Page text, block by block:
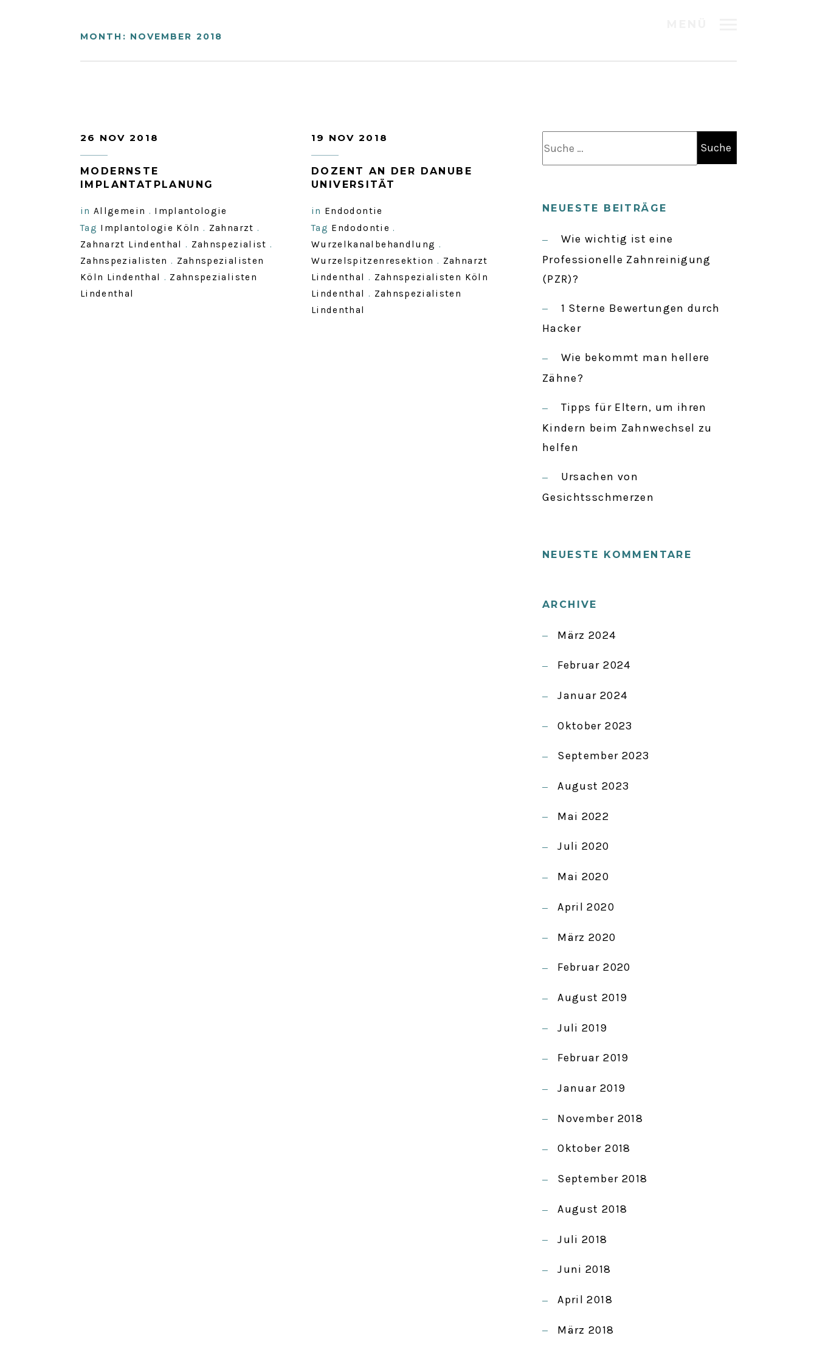
MONTH: NOVEMBER 2018
26 NOV 2018
MODERNSTE
IMPLANTATPLANUNG
in Allgemein . Implantologie
Tag Implantologie Köln . Zahnarzt .
Zahnarzt Lindenthal . Zahnspezialist .
Zahnspezialisten . Zahnspezialisten
Köln Lindenthal . Zahnspezialisten
Lindenthal
19 NOV 2018
DOZENT AN DER DANUBE
UNIVERSITÄT
in Endodontie
Tag Endodontie .
Wurzelkanalbehandlung .
Wurzelspitzenresektion . Zahnarzt
Lindenthal . Zahnspezialisten Köln
Lindenthal . Zahnspezialisten
Lindenthal
n
a
c
NEUESTE BEITRÄGE
Wie wichtig ist eine
Professionelle Zahnreinigung
(PZR)?
1 Sterne Bewertungen durch
Hacker
Wie bekommt man hellere
Zähne?
Tipps für Eltern, um ihren
Kindern beim Zahnwechsel zu
helfen
Ursachen von
Gesichtsschmerzen
NEUESTE KOMMENTARE
ARCHIVE
März 2024
Februar 2024
Januar 2024
Oktober 2023
September 2023
August 2023
Mai 2022
Juli 2020
Mai 2020
April 2020
März 2020
Februar 2020
August 2019
Juli 2019
Februar 2019
Januar 2019
November 2018
Oktober 2018
September 2018
August 2018
Juli 2018
Juni 2018
April 2018
März 2018